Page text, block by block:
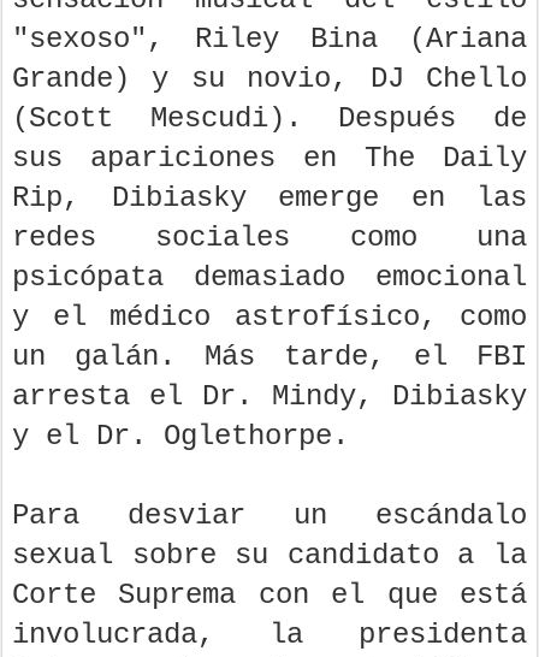
"sexoso", Riley Bina (Ariana
Grande) y su novio, DJ Chello
(Scott Mescudi). Después de
sus apariciones en The Daily
Rip, Dibiasky emerge en las
redes sociales como una
psicópata demasiado emocional
y el médico astrofísico, como
un galán. Más tarde, el FBI
arresta el Dr. Mindy, Dibiasky
y el Dr. Oglethorpe.
Para desviar un escándalo
sexual sobre su candidato a la
Corte Suprema con el que está
involucrada, la presidenta